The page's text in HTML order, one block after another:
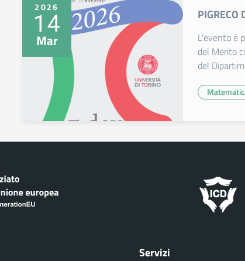
2026
14
Mar
L'evento è
del Merito
del
Servizi